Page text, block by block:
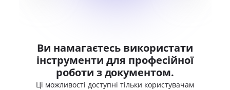
Ви намагаєтесь використати
інструменти для професійної
роботи з документом.
Ці можливості доступні тільки користувачам